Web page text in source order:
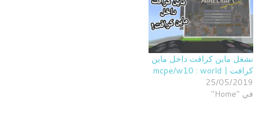
نشغل ماين كرافت داخل ماين
كرافت | mcpe/w10 : world
25/05/2019
في "Home"